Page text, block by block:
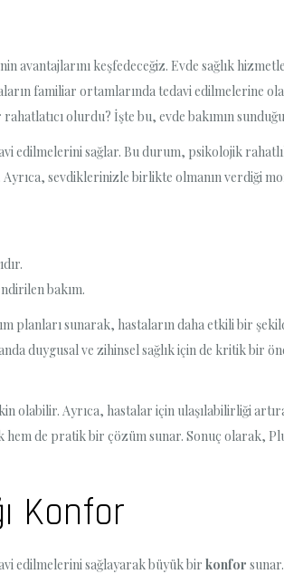
avantajlarını keşfedeceğiz. Evde sağlık
familiar ortamlarında tedavi edilmelerine
rahatlatıcı olurdu? İşte bu, evde bakımın
edilmelerini sağlar. Bu durum, psikolojik
sevdiklerinizle birlikte olmanın verdiği
bakım.
planları sunarak, hastaların daha etkili bir
duygusal ve zihinsel sağlık için de kritik
olabilir. Ayrıca, hastalar için ulaşılabilirliği
de pratik bir çözüm sunar. Sonuç olarak, Plus
Konfor
edilmelerini sağlayarak büyük bir konfor